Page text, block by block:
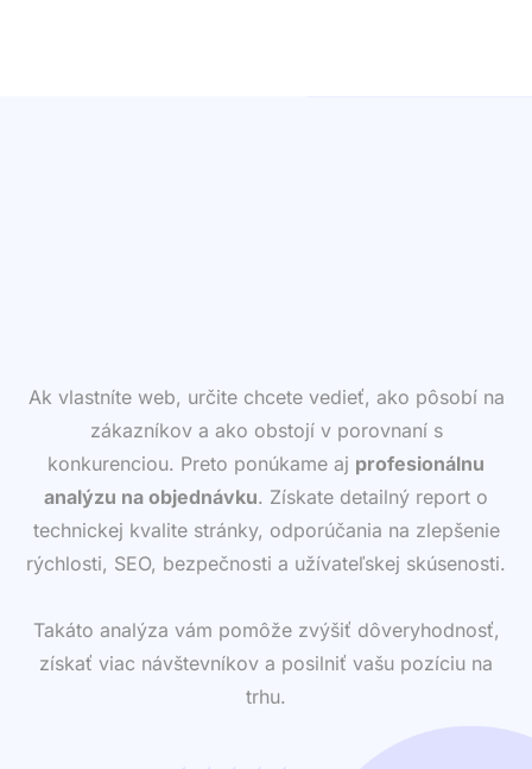
Ak vlastníte web, určite chcete vedieť, ako pôsobí na
zákazníkov a ako obstojí v porovnaní s
konkurenciou. Preto ponúkame aj profesionálnu
analýzu na objednávku. Získate detailný report o
technickej kvalite stránky, odporúčania na zlepšenie
rýchlosti, SEO, bezpečnosti a užívateľskej skúsenosti.
Takáto analýza vám pomôže zvýšiť dôveryhodnosť,
získať viac návštevníkov a posilniť vašu pozíciu na
trhu.